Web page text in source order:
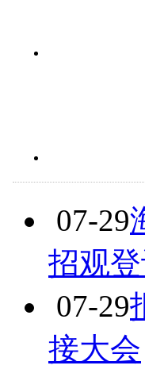
07-29
招观登
07-29
接大会